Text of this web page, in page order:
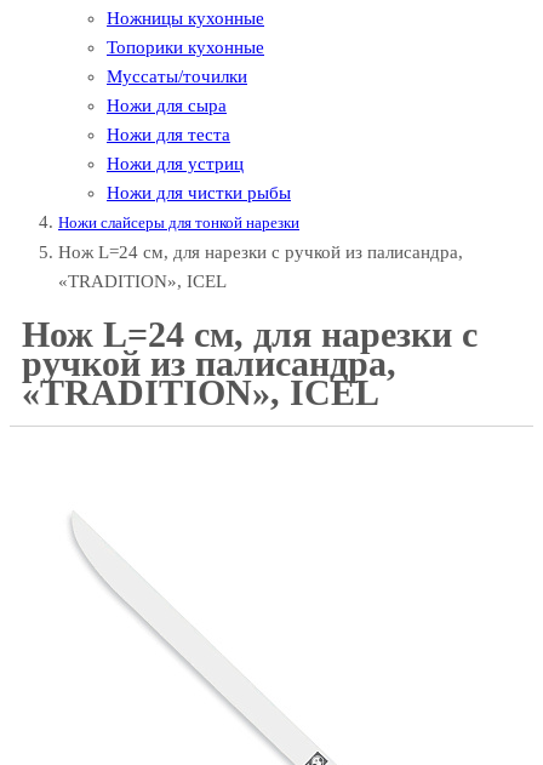
Ножницы кухонные
Топорики кухонные
Муссаты/точилки
Ножи для сыра
Ножи для теста
Ножи для устриц
Ножи для чистки рыбы
Ножи слайсеры для тонкой нарезки
Нож L=24 см, для нарезки с ручкой из палисандра,
«TRADITION», ICEL
Нож L=24 см, для нарезки с
ручкой из палисандра,
«TRADITION», ICEL